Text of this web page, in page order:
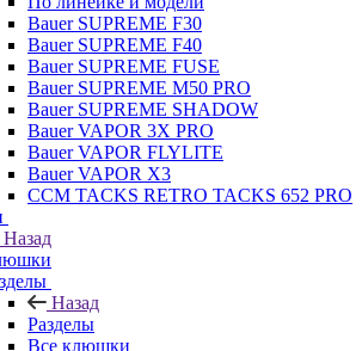
Bauer SUPREME F30
Bauer SUPREME F40
Bauer SUPREME FUSE
Bauer SUPREME M50 PRO
Bauer SUPREME SHADOW
Bauer VAPOR 3X PRO
Bauer VAPOR FLYLITE
Bauer VAPOR X3
CCM TACKS RETRO TACKS 652 PRO
Назад
Назад
Разделы
Все клюшки